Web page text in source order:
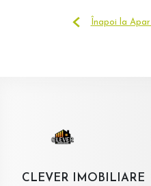
Înapoi la
CLEVER IMOBILIARE